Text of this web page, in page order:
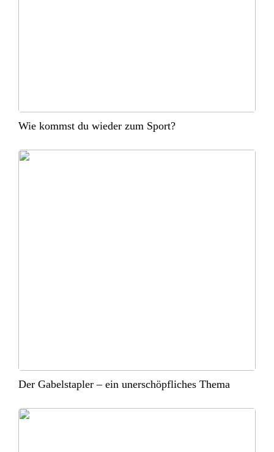
Wie kommst du wieder zum Sport?
Der Gabelstapler – ein unerschöpfliches Thema